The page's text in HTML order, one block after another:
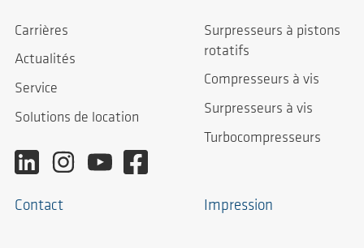
Carrières
Actualités
Service
Solutions de location
Surpresseurs à pistons
rotatifs
Compresseurs à vis
Surpresseurs à vis
Turbocompresseurs
Contact Impression